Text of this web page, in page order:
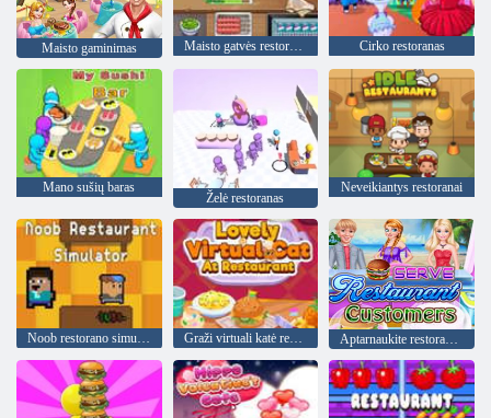
Maisto gaminimas Maisto gatvės restoranas Cirko restoranas
Mano sušių baras
Želė restoranas
Neveikiantys restoranai
Noob restorano simuliatorius Graži virtuali katė restorane Aptarnaukite restorano klientus